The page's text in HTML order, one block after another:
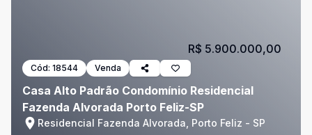
Cód: 18544 Venda
Casa Alto Padrão Condomínio Residencial
Fazenda Alvorada Porto Feliz-SP
Residencial Fazenda Alvorada, Porto Feliz - SP
R$ 5.900.000,00